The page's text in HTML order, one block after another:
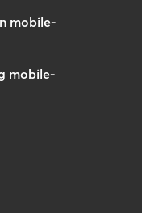
mobile-
mobile-